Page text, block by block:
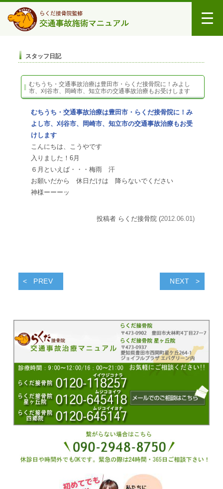
スタッフ日記
むちうち・交通事故治療は豊田市・らくだ接骨院に！みよし
市、刈谷市、岡崎市、知立市の交通事故治療もお受けします
むちうち・交通事故治療は豊田市・らくだ接骨院に！み
よし市、刈谷市、岡崎市、知立市の交通事故治療もお受
けします
こんにちは、こうやです
入りました！6月
６月といえば・・・梅雨 汗
お願いだから 休日だけは 降らないでください
神様ーーーッ
投稿者 らくだ接骨院 (2012.06.01)
PREV NEXT